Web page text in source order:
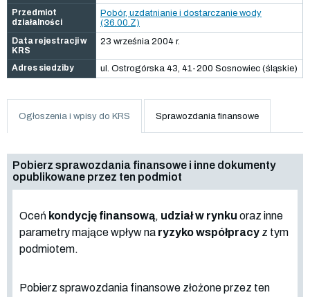
Przedmiot
działalności
Pobór, uzdatnianie i dostarczanie wody
(36.00.Z)
Data rejestracji w
KRS
23 września 2004 r.
Adres siedziby ul. Ostrogórska 43, 41-200 Sosnowiec (śląskie)
Ogłoszenia i wpisy do KRS Sprawozdania finansowe
Pobierz sprawozdania finansowe i inne dokumenty
opublikowane przez ten podmiot
Oceń kondycję finansową, udział w rynku oraz inne
parametry mające wpływ na ryzyko współpracy z tym
podmiotem.
Pobierz sprawozdania finansowe złożone przez ten